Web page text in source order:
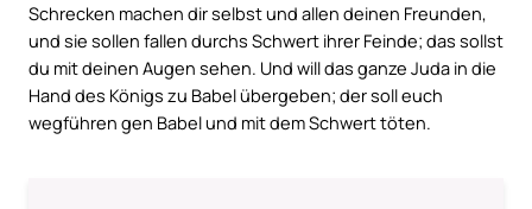
Schrecken machen dir selbst und allen deinen Freunden,
und sie sollen fallen durchs Schwert ihrer Feinde; das sollst
du mit deinen Augen sehen. Und will das ganze Juda in die
Hand des Königs zu Babel übergeben; der soll euch
wegführen gen Babel und mit dem Schwert töten.